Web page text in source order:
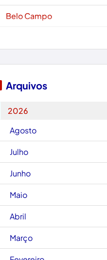
Belo Campo
Boquira
Arquivos
2026
Agosto
Julho
Junho
Maio
Abril
Março